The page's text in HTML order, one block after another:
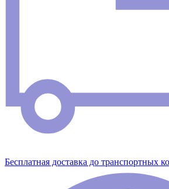
Бесплатная доставка до транспортных